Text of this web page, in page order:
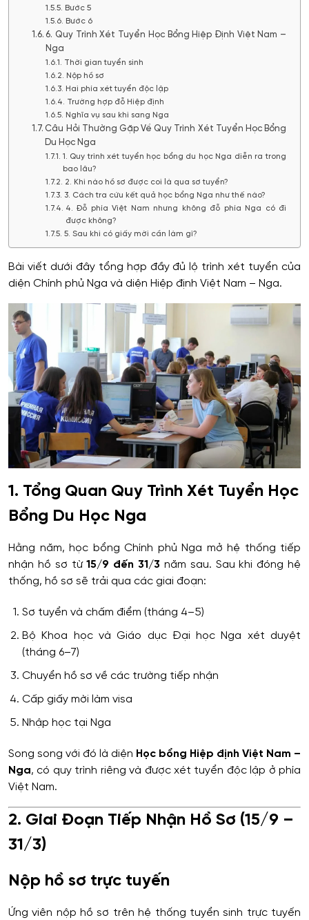
Bước 5
Bước 6
6. Quy Trình Xét Tuyển Học Bổng Hiệp Định Việt Nam –
Nga
Thời gian tuyển sinh
Nộp hồ sơ
Hai phía xét tuyển độc lập
Trường hợp đỗ Hiệp định
Nghĩa vụ sau khi sang Nga
Câu Hỏi Thường Gặp Về Quy Trình Xét Tuyển Học Bổng
Du Học Nga
1. Quy trình xét tuyển học bổng du học Nga diễn ra trong
bao lâu?
2. Khi nào hồ sơ được coi là qua sơ tuyển?
3. Cách tra cứu kết quả học bổng Nga như thế nào?
4. Đỗ phía Việt Nam nhưng không đỗ phía Nga có đi
được không?
5. Sau khi có giấy mời cần làm gì?
Bài viết dưới đây tổng hợp đầy đủ lộ trình xét tuyển của
diện Chính phủ Nga và diện Hiệp định Việt Nam – Nga.
1. Tổng Quan Quy Trình Xét Tuyển Học
Bổng Du Học Nga
Hằng năm, học bổng Chính phủ Nga mở hệ thống tiếp
nhận hồ sơ từ15/9 đến 31/3 năm sau. Sau khi đóng hệ
thống, hồ sơ sẽ trải qua các giai đoạn:
Sơ tuyển và chấm điểm (tháng 4–5)
Bộ Khoa học và Giáo dục Đại học Nga xét duyệt
(tháng 6–7)
Chuyển hồ sơ về các trường tiếp nhận
Cấp giấy mời làm visa
Nhập học tại Nga
Song song với đó là diện Học bổng Hiệp định Việt Nam –
Nga, có quy trình riêng và được xét tuyển độc lập ở phía
Việt Nam.
2. Giai Đoạn Tiếp Nhận Hồ Sơ (15/9 –
31/3)
Nộp hồ sơ trực tuyến
Ứng viên nộp hồ sơ trên hệ thống tuyển sinh trực tuyến